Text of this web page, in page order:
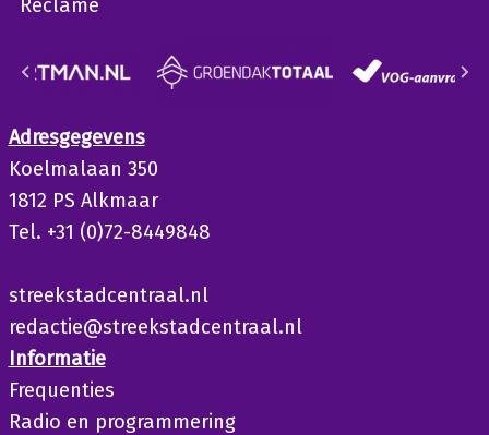
Reclame
Adresgegevens
Koelmalaan 350
1812 PS Alkmaar
Tel. +31 (0)72-8449848
streekstadcentraal.nl
redactie@streekstadcentraal.nl
Informatie
Frequenties
Radio en programmering